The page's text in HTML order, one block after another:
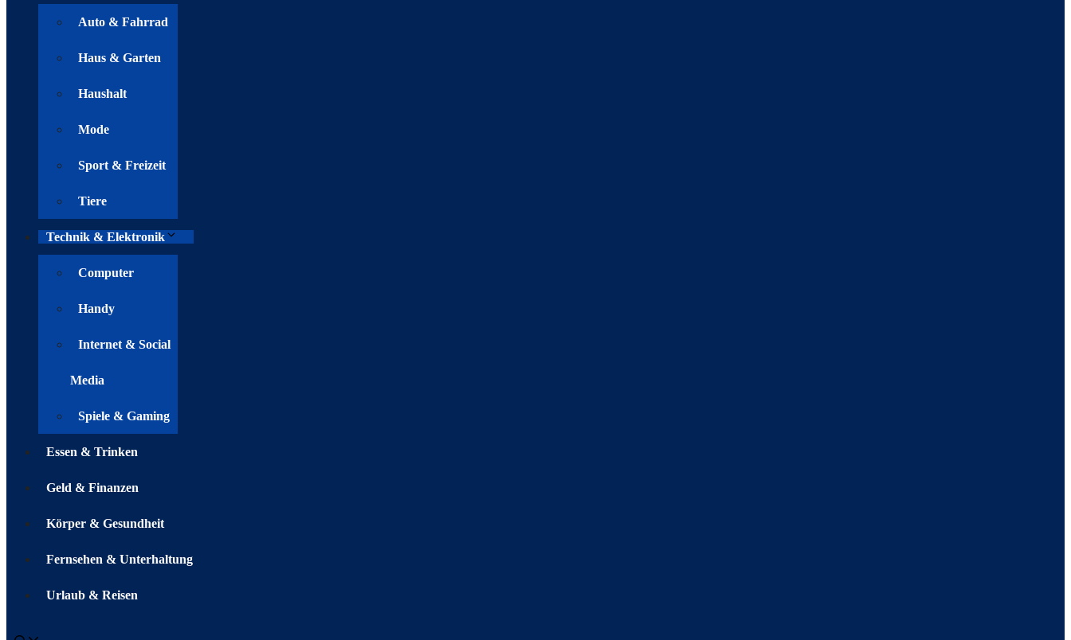
Auto & Fahrrad
Haus & Garten
Haushalt
Mode
Sport & Freizeit
Tiere
Technik & Elektronik
Computer
Handy
Internet & Social
Media
Spiele & Gaming
Essen & Trinken
Geld & Finanzen
Körper & Gesundheit
Fernsehen & Unterhaltung
Urlaub & Reisen